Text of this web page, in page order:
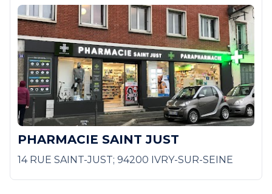
PHARMACIE SAINT JUST
14 RUE SAINT-JUST; 94200 IVRY-SUR-SEINE